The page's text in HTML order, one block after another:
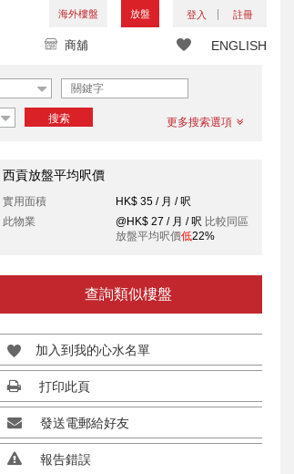
海外樓盤 放盤 登入 註冊
ENGLISH
商舖
搜索 更多搜索選項
西貢放盤平均呎價
實用面積
HK$ 35 / 月 / 呎
此物業
@HK$ 27 / 月 / 呎 比較同區
放盤平均呎價低22%
查詢類似樓盤
加入到我的心水名單
打印此頁
發送電郵給好友
報告錯誤